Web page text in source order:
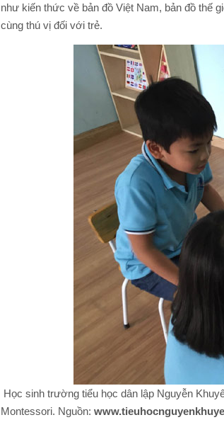
như kiến thức về bản đồ Việt Nam, bản đồ thế
cùng thú vị đối với trẻ.
Học sinh trường tiểu học dân lập Nguyễn
Montessori. Nguồn: